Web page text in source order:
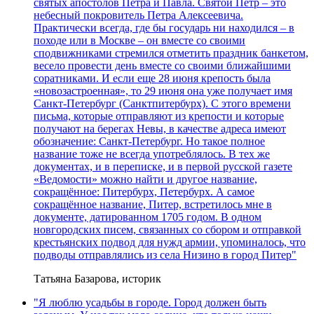
святых апостолов Петра и Павла. Святой Петр – это
небесный покровитель Петра Алексеевича.
Практически всегда, где бы государь ни находился – в
походе или в Москве – он вместе со своими
сподвижниками стремился отметить праздник банкетом,
весело провести день вместе со своими ближайшими
соратниками. И если еще 28 июня крепость была
«новозастроенная», то 29 июня она уже получает имя
Санкт-Петербург (Санктпитербурх). С этого времени
письма, которые отправляют из крепости и которые
получают на берегах Невы, в качестве адреса имеют
обозначение: Санкт-Петербург. Но такое полное
название тоже не всегда употреблялось. В тех же
документах, и в переписке, и в первой русской газете
«Ведомости» можно найти и другое название,
сокращённое: Питербурх, Петербурх. А самое
сокращённое название, Питер, встретилось мне в
документе, датированном 1705 годом. В одном
новгородских писем, связанных со сбором и отправкой
крестьянских подвод для нужд армии, упоминалось, что
подводы отправлялись из села Низино в город Питер"
Татьяна Базарова, историк
"Я люблю усадьбы в городе. Город должен быть